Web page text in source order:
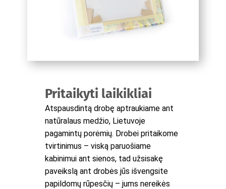
Pritaikyti laikikliai
Atspausdintą drobę aptraukiame ant
natūralaus medžio, Lietuvoje
pagamintų porėmių. Drobei pritaikome
tvirtinimus – viską paruošiame
kabinimui ant sienos, tad užsisakę
paveikslą ant drobės jūs išvengsite
papildomų rūpesčių – jums nereikės